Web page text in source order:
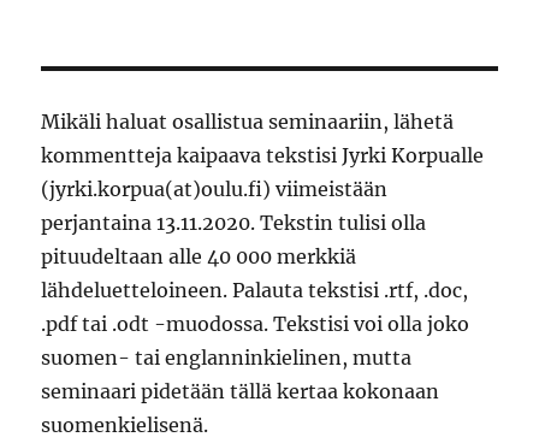
Mikäli haluat osallistua seminaariin, lähetä
kommentteja kaipaava tekstisi Jyrki Korpualle
(jyrki.korpua(at)oulu.fi) viimeistään
perjantaina 13.11.2020. Tekstin tulisi olla
pituudeltaan alle 40 000 merkkiä
lähdeluetteloineen. Palauta tekstisi .rtf, .doc,
.pdf tai .odt -muodossa. Tekstisi voi olla joko
suomen- tai englanninkielinen, mutta
seminaari pidetään tällä kertaa kokonaan
suomenkielisenä.